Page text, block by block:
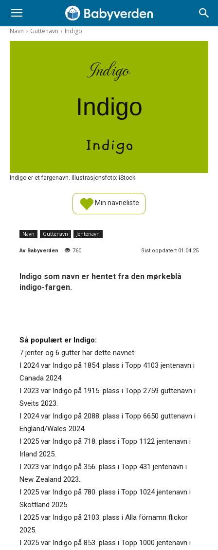
Navn Guttenavn Indigo
Indigo
Indigo
Indigo
Indigo er et fargenavn. Illustrasjonsfoto: iStock
Min navneliste
Navn Guttenavn Jentenavn
Av Babyverden 760 Sist oppdatert 01.04.25
Indigo som navn er hentet fra den mørkeblå
indigo-fargen.
Så populært er Indigo:
7 jenter og 6 gutter har dette navnet.
I 2024 var Indigo på 1854. plass i Topp 4103 jentenavn i
Canada 2024.
I 2023 var Indigo på 1915. plass i Topp 2759 guttenavn i
Sveits 2023.
I 2024 var Indigo på 2088. plass i Topp 6650 guttenavn i
England/Wales 2024.
I 2025 var Indigo på 718. plass i Topp 1122 jentenavn i
Irland 2025.
I 2023 var Indigo på 356. plass i Topp 431 jentenavn i
New Zealand 2023.
I 2025 var Indigo på 780. plass i Topp 1024 jentenavn i
Skottland 2025.
I 2025 var Indigo på 2103. plass i Alla förnamn flickor
2025.
I 2025 var Indigo på 853. plass i Topp 1000 jentenavn i